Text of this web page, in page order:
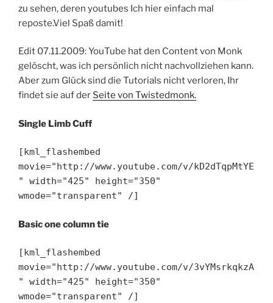
zu sehen, deren youtubes Ich hier einfach mal
reposte.Viel Spaß damit!
Edit 07.11.2009: YouTube hat den Content von Monk
gelöscht, was ich persönlich nicht nachvollziehen kann.
Aber zum Glück sind die Tutorials nicht verloren, Ihr
findet sie auf der Seite von Twistedmonk.
Single Limb Cuff
[kml_flashembed
movie="http://www.youtube.com/v/kD2dTqpMtYE
" width="425" height="350"
wmode="transparent" /]
Basic one column tie
[kml_flashembed
movie="http://www.youtube.com/v/3vYMsrkqkzA
" width="425" height="350"
wmode="transparent" /]